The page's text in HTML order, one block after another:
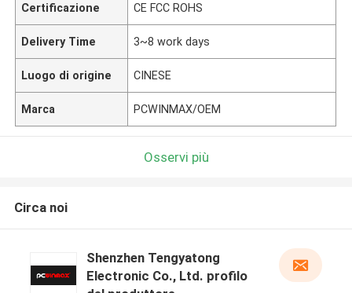
Certificazione CE FCC ROHS
Delivery Time 3~8 work days
Luogo di origine CINESE
Marca PCWINMAX/OEM
Osservi più
Circa noi
Shenzhen Tengyatong
Electronic Co., Ltd. profilo